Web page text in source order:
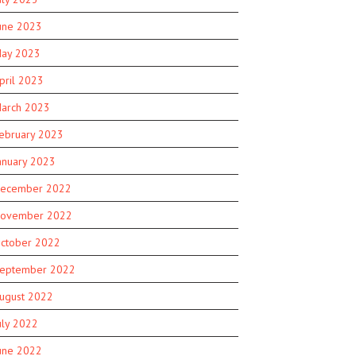
2023
2023
2023
2023
2023
2023
2022
2022
2022
2022
2022
2022
2022